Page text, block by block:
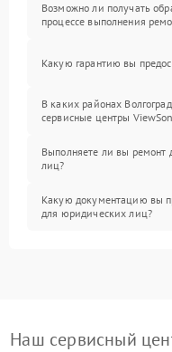
Возможно ли получать
процессе выполнения
Какую гарантию вы
В каких районах
сервисные центры
Выполняете ли вы ремонт
лиц?
Какую документацию вы
для юридических лиц?
Наш сервисный